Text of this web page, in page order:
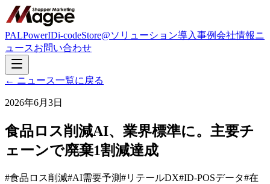
PALPowerIDi-codeStore@ソリューション導入事例会社情報ニ
ュースお問い合わせ
← ニュース一覧に戻る
2026年6月3日
食品ロス削減AI、業界標準に。主要チ
ェーンで廃棄1割減達成
#食品ロス削減#AI需要予測#リテールDX#ID-POSデータ#在